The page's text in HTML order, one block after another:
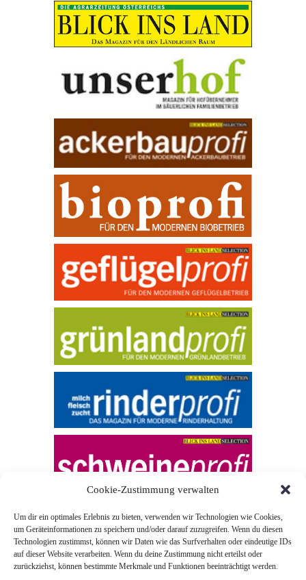
Cookie-Zustimmung verwalten
Um dir ein optimales Erlebnis zu bieten, verwenden wir Technologien wie Cookies,
um Geräteinformationen zu speichern und/oder darauf zuzugreifen. Wenn du diesen
Technologien zustimmst, können wir Daten wie das Surfverhalten oder eindeutige IDs
auf dieser Website verarbeiten. Wenn du deine Zustimmung nicht erteilst oder
zurückziehst, können bestimmte Merkmale und Funktionen beeinträchtigt werden.